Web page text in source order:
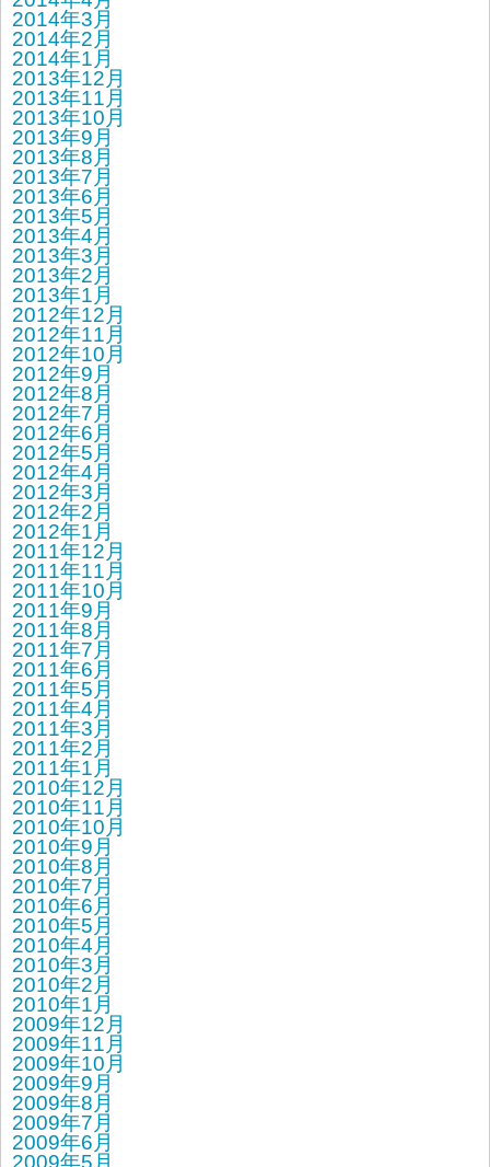
2014年3月
2014年2月
2014年1月
2013年12月
2013年11月
2013年10月
2013年9月
2013年8月
2013年7月
2013年6月
2013年5月
2013年4月
2013年3月
2013年2月
2013年1月
2012年12月
2012年11月
2012年10月
2012年9月
2012年8月
2012年7月
2012年6月
2012年5月
2012年4月
2012年3月
2012年2月
2012年1月
2011年12月
2011年11月
2011年10月
2011年9月
2011年8月
2011年7月
2011年6月
2011年5月
2011年4月
2011年3月
2011年2月
2011年1月
2010年12月
2010年11月
2010年10月
2010年9月
2010年8月
2010年7月
2010年6月
2010年5月
2010年4月
2010年3月
2010年2月
2010年1月
2009年12月
2009年11月
2009年10月
2009年9月
2009年8月
2009年7月
2009年6月
2009年5月